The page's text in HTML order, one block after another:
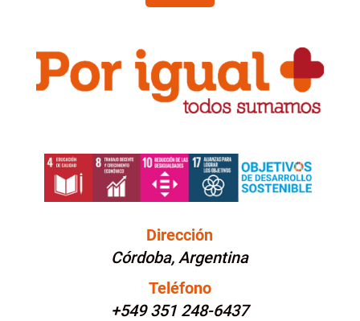
Dirección
Córdoba, Argentina
Teléfono
+549 351 248-6437